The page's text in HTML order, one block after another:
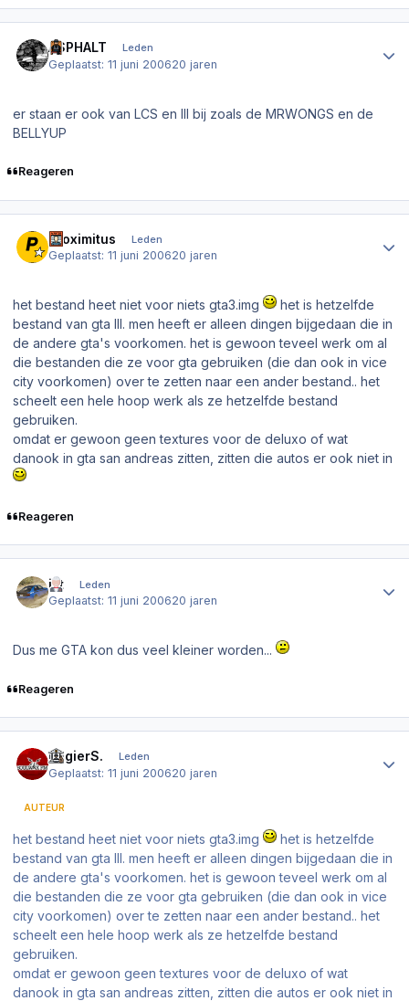
ASPHALT Leden
Geplaatst:11 juni 200620 jaren
er staan er ook van LCS en III bij zoals de MRWONGS en de
BELLYUP
Reageren
Proximitus Leden
Geplaatst:11 juni 200620 jaren
het bestand heet niet voor niets gta3.img
het is hetzelfde
bestand van gta III. men heeft er alleen dingen bijgedaan die in
de andere gta's voorkomen. het is gewoon teveel werk om al
die bestanden die ze voor gta gebruiken (die dan ook in vice
city voorkomen) over te zetten naar een ander bestand.. het
scheelt een hele hoop werk als ze hetzelfde bestand
gebruiken.
omdat er gewoon geen textures voor de deluxo of wat
danook in gta san andreas zitten, zitten die autos er ook niet in
Reageren
ikt Leden
Geplaatst:11 juni 200620 jaren
Dus me GTA kon dus veel kleiner worden...
Reageren
RogierS. Leden
Geplaatst:11 juni 200620 jaren
AUTEUR
het bestand heet niet voor niets gta3.img
het is hetzelfde
bestand van gta III. men heeft er alleen dingen bijgedaan die in
de andere gta's voorkomen. het is gewoon teveel werk om al
die bestanden die ze voor gta gebruiken (die dan ook in vice
city voorkomen) over te zetten naar een ander bestand.. het
scheelt een hele hoop werk als ze hetzelfde bestand
gebruiken.
omdat er gewoon geen textures voor de deluxo of wat
danook in gta san andreas zitten, zitten die autos er ook niet in